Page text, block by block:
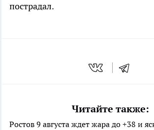
пострадал.
Читайте также:
Ростов 9 августа ждет жара до +38 и